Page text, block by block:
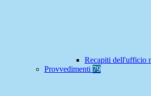
Recapiti dell'ufficio
Provvedimenti 79